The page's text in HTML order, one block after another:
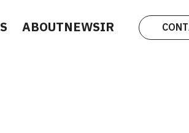
ABOUTNEWSIR